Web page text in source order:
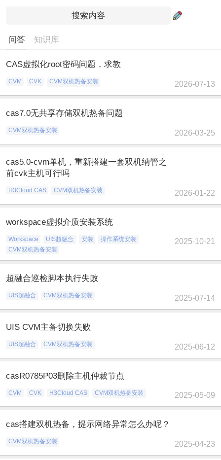
问答 知识库
CAS虚拟化root密码问题，求教
CVM CVK CVM双机热备安装 2026-07-13
cas7.0无共享存储双机热备问题
CVM双机热备安装 2026-03-25
cas5.0-cvm单机，重新搭建一套双机纳管之
前cvk主机可行吗
H3Cloud CAS CVM双机热备安装 2026-01-22
workspace虚拟介质安装系统
Workspace UIS超融合 安装
操作系统安装
CVM双机热备安装
2025-10-21
超融合巡检脚本执行失败
UIS超融合 CVM双机热备安装 2025-07-14
UIS CVM主备切换失败
UIS超融合 CVM双机热备安装 2025-06-12
casR0785P03删除主机仲裁节点
CVM CVK H3Cloud CAS CVM双机热备安装 2025-05-09
cas搭建双机热备，提示网络异常怎么办呢？
CVM双机热备安装 2025-04-23